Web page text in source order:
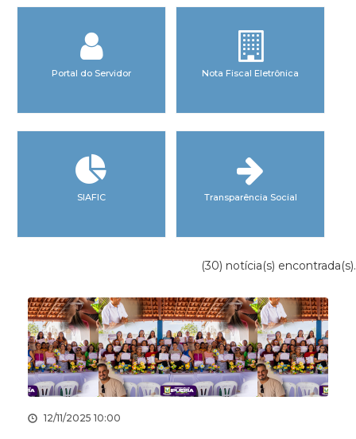
Portal do Servidor Nota Fiscal Eletrônica
SIAFIC Transparência Social
(30) notícia(s) encontrada(s).
12/11/2025 10:00